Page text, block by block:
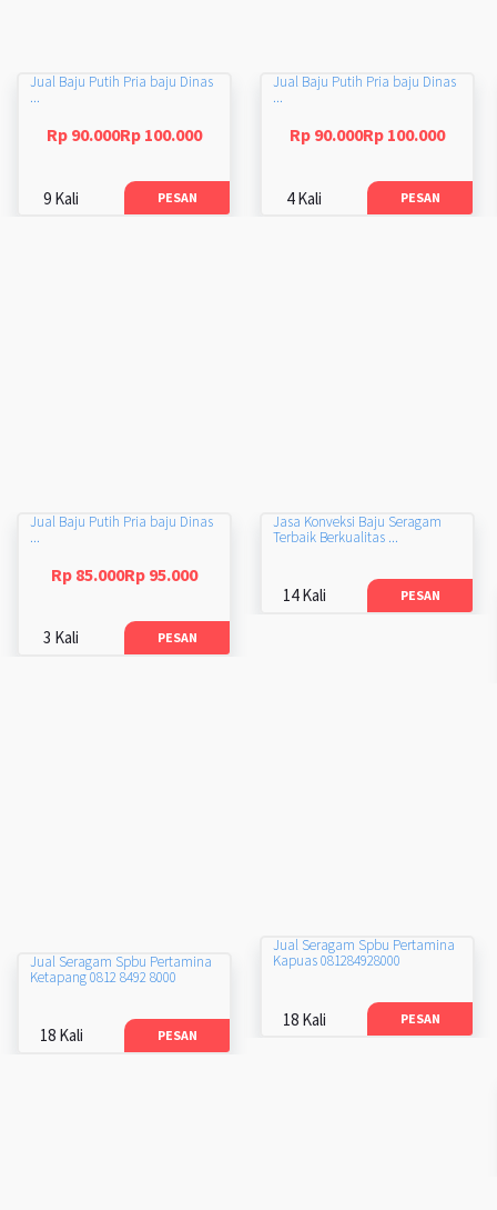
Jual Baju Putih Pria baju Dinas
...
Rp 90.000Rp 100.000
9 Kali PESAN
Jual Baju Putih Pria baju Dinas
...
Rp 90.000Rp 100.000
4 Kali PESAN
Jual Baju Putih Pria baju Dinas
...
Rp 85.000Rp 95.000
3 Kali PESAN
Jasa Konveksi Baju Seragam
Terbaik Berkualitas ...
14 Kali PESAN
Jual Seragam Spbu Pertamina
Kapuas 081284928000
18 Kali PESAN
Jual Seragam Spbu Pertamina
Ketapang 0812 8492 8000
18 Kali PESAN